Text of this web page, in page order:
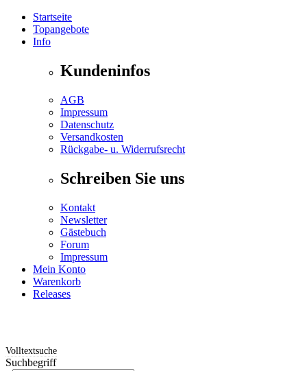
Startseite
Topangebote
Info
Kundeninfos
AGB
Impressum
Datenschutz
Versandkosten
Rückgabe- u. Widerrufsrecht
Schreiben Sie uns
Kontakt
Newsletter
Gästebuch
Forum
Impressum
Mein Konto
Warenkorb
Releases
Volltextsuche
Suchbegriff